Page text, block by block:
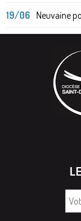
19/06 Neuvaine